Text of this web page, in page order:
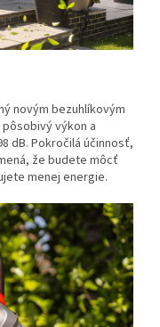
novým bezuhlíkovým
výkon a
dB. Pokročilá účinnosť,
že budete môcť
menej energie.